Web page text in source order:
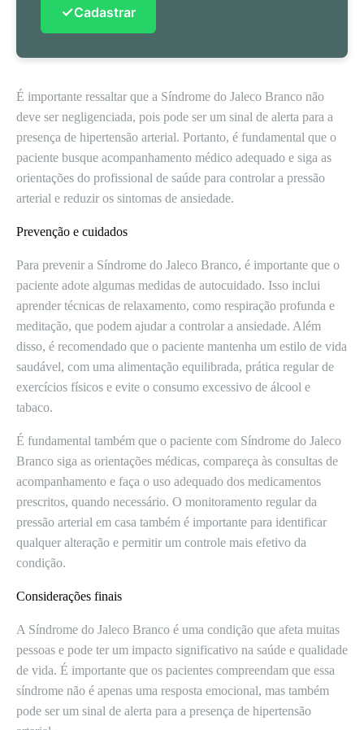
✓Cadastrar
É importante ressaltar que a Síndrome do Jaleco Branco não
deve ser negligenciada, pois pode ser um sinal de alerta para a
presença de hipertensão arterial. Portanto, é fundamental que o
paciente busque acompanhamento médico adequado e siga as
orientações do profissional de saúde para controlar a pressão
arterial e reduzir os sintomas de ansiedade.
Prevenção e cuidados
Para prevenir a Síndrome do Jaleco Branco, é importante que o
paciente adote algumas medidas de autocuidado. Isso inclui
aprender técnicas de relaxamento, como respiração profunda e
meditação, que podem ajudar a controlar a ansiedade. Além
disso, é recomendado que o paciente mantenha um estilo de vida
saudável, com uma alimentação equilibrada, prática regular de
exercícios físicos e evite o consumo excessivo de álcool e
tabaco.
É fundamental também que o paciente com Síndrome do Jaleco
Branco siga as orientações médicas, compareça às consultas de
acompanhamento e faça o uso adequado dos medicamentos
prescritos, quando necessário. O monitoramento regular da
pressão arterial em casa também é importante para identificar
qualquer alteração e permitir um controle mais efetivo da
condição.
Considerações finais
A Síndrome do Jaleco Branco é uma condição que afeta muitas
pessoas e pode ter um impacto significativo na saúde e qualidade
de vida. É importante que os pacientes compreendam que essa
síndrome não é apenas uma resposta emocional, mas também
pode ser um sinal de alerta para a presença de hipertensão